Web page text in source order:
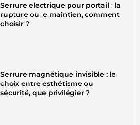
Serrure electrique pour portail : la
rupture ou le maintien, comment
choisir ?
Serrure magnétique invisible : le
choix entre esthétisme ou
sécurité, que privilégier ?